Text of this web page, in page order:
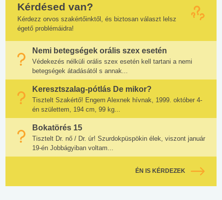
Kérdésed van?
Kérdezz orvos szakértőinktől, és biztosan választ lelsz
égető problémáidra!
Nemi betegségek orális szex esetén
Védekezés nélküli orális szex esetén kell tartani a nemi
betegségek átadásától s annak...
Keresztszalag-pótlás De mikor?
Tisztelt Szakértő! Engem Alexnek hívnak, 1999. október 4-
én születtem, 194 cm, 99 kg...
Bokatörés 15
Tisztelt Dr. nő / Dr. úr! Szurdokpüspökin élek, viszont január
19-én Jobbágyiban voltam...
ÉN IS KÉRDEZEK